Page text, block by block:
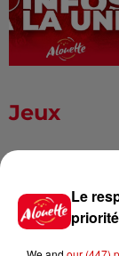
Jeux
Le
priorité